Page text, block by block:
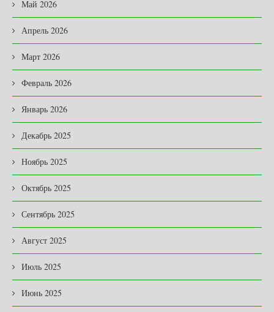
Май 2026
Апрель 2026
Март 2026
Февраль 2026
Январь 2026
Декабрь 2025
Ноябрь 2025
Октябрь 2025
Сентябрь 2025
Август 2025
Июль 2025
Июнь 2025